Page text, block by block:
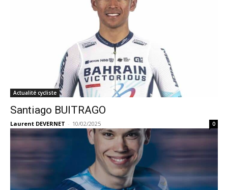
Actualité cycliste
Santiago BUITRAGO
Laurent DEVERNET - 10/02/2025 0